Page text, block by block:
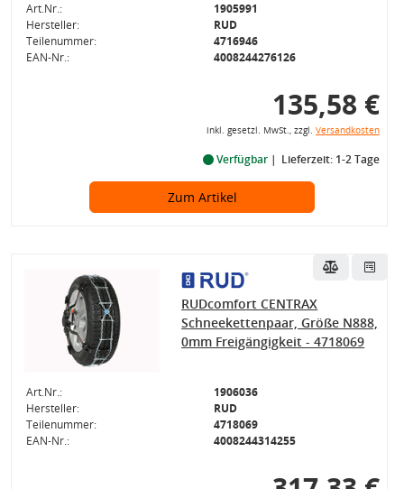
Art.Nr.:
1905991
Hersteller:
RUD
Teilenummer:
4716946
EAN-Nr.:
4008244276126
135,58 €
inkl. gesetzl. MwSt., zzgl. Versandkosten
Verfügbar Lieferzeit: 1-2 Tage
Zum Artikel
RUDcomfort CENTRAX
Schneekettenpaar, Größe N888,
0mm Freigängigkeit - 4718069
Art.Nr.:
1906036
Hersteller:
RUD
Teilenummer:
4718069
EAN-Nr.:
4008244314255